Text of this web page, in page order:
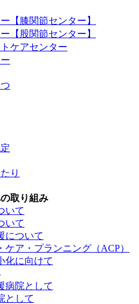
【膝関節センター】
【股関節センター】
ケアセンター
り
取り組み
いて
いて
について
ケア・プランニング（ACP）
化に向けて
病院として
として